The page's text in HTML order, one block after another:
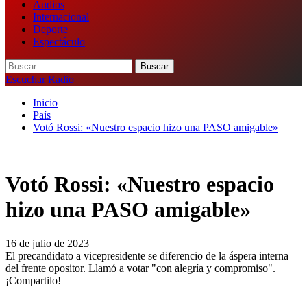
Audios
Internacional
Deporte
Espectáculo
Buscar:
Escuchar Radio
Inicio
País
Votó Rossi: «Nuestro espacio hizo una PASO amigable»
Votó Rossi: «Nuestro espacio
hizo una PASO amigable»
16 de julio de 2023
El precandidato a vicepresidente se diferencio de la áspera interna
del frente opositor. Llamó a votar "con alegría y compromiso".
¡Compartilo!